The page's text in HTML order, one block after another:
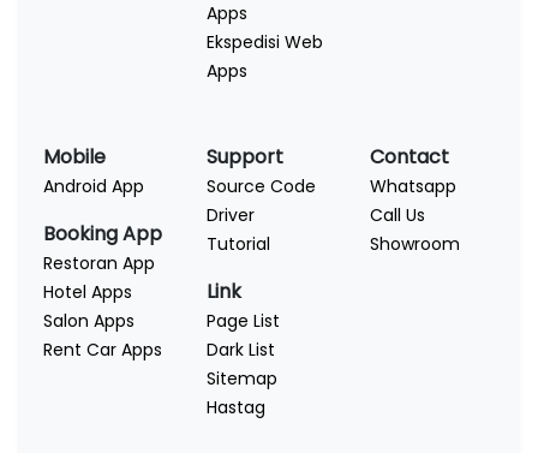
Apps
Ekspedisi Web
Apps
Mobile
Android App
Booking App
Restoran App
Hotel Apps
Salon Apps
Rent Car Apps
Support
Source Code
Driver
Tutorial
Link
Page List
Dark List
Sitemap
Hastag
Contact
Whatsapp
Call Us
Showroom